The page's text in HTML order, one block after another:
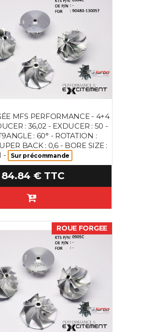
MFS PERFORMANCE - 4+4
: 36,02 - EXDUCER : 50 -
: 60° - ROTATION :
BACK : 0,6 - BORE SIZE :
-
Sur précommande
84.84 € TTC
ROUE FORGEE